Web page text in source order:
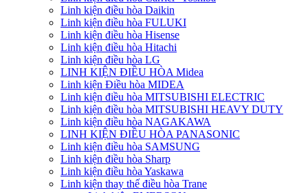
Linh kiện điều hòa Daikin
Linh kiện điều hòa FULUKI
Linh kiện điều hòa Hisense
Linh kiện điều hòa Hitachi
Linh kiện điều hòa LG
LINH KIỆN ĐIỀU HÒA Midea
Linh kiện Điều hòa MIDEA
Linh kiện điều hòa MITSUBISHI ELECTRIC
Linh kiện điều hòa MITSUBISHI HEAVY DUTY
Linh kiện điều hòa NAGAKAWA
LINH KIỆN ĐIỀU HÒA PANASONIC
Linh kiện điều hòa SAMSUNG
Linh kiện điều hòa Sharp
Linh kiện điều hòa Yaskawa
Linh kiện thay thế điều hòa Trane